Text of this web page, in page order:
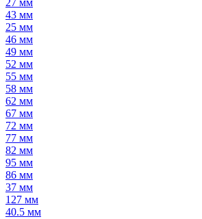
27 мм
43 мм
25 мм
46 мм
49 мм
52 мм
55 мм
58 мм
62 мм
67 мм
72 мм
77 мм
82 мм
95 мм
86 мм
37 мм
127 мм
40.5 мм